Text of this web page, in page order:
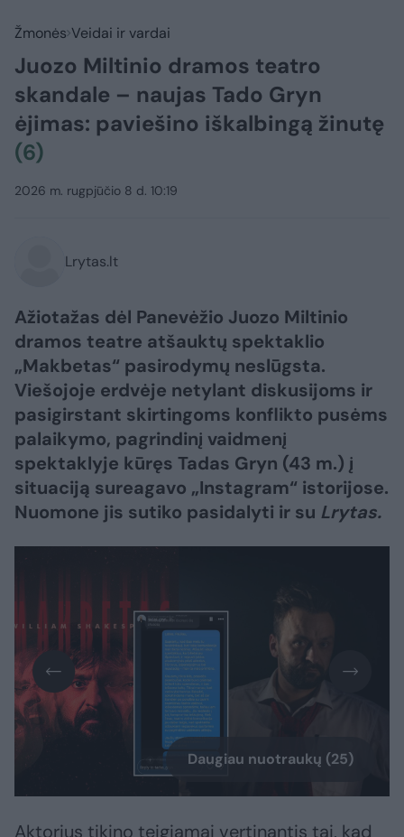
Žmonės Veidai ir vardai
Juozo Miltinio dramos teatro
skandale – naujas Tado Gryn
ėjimas: paviešino iškalbingą žinutę
(6)
2026 m. rugpjūčio 8 d. 10:19
Lrytas.lt
Ažiotažas dėl Panevėžio Juozo Miltinio
dramos teatre atšauktų spektaklio
„Makbetas“ pasirodymų neslūgsta.
Viešojoje erdvėje netylant diskusijoms ir
pasigirstant skirtingoms konflikto pusėms
palaikymo, pagrindinį vaidmenį
spektaklyje kūręs Tadas Gryn (43 m.) į
situaciją sureagavo „Instagram“ istorijose.
Nuomone jis sutiko pasidalyti ir su Lrytas.
Daugiau nuotraukų (25)
Aktorius tikino teigiamai vertinantis tai, kad